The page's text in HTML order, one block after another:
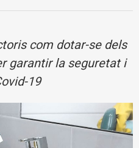
com dotar-se dels
garantir la seguretat i
19